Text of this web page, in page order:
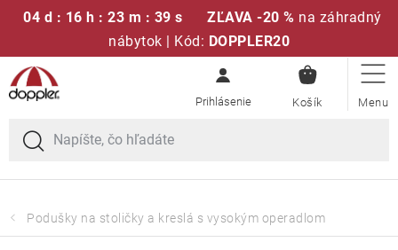
04 d : 16 h : 23 m : 39 s ZĽAVA -20 % na záhradný
nábytok | Kód: DOPPLER20
Prejsť
na
obsah
KOŠÍK
Sedacie súpravy
Slnečníky
Polstre a sedáky
Podušky na stoličky a kreslá s vysokým operadlom